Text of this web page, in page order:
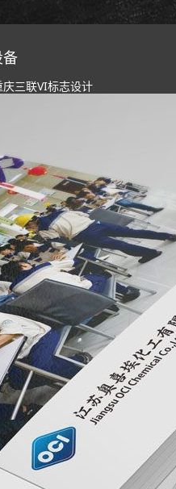
三联VI标志设计